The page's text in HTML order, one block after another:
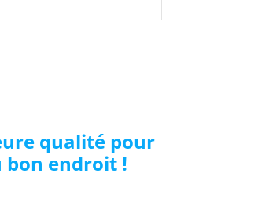
qualité pour
bon endroit !